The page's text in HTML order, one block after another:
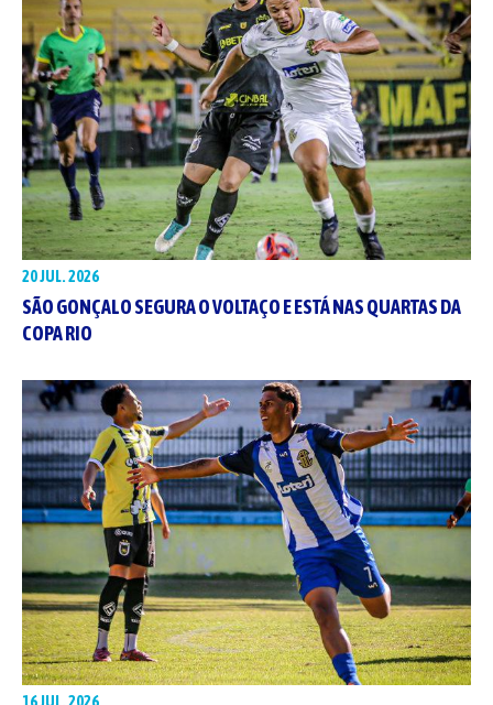
20 JUL. 2026
SÃO GONÇALO SEGURA O VOLTAÇO E ESTÁ NAS QUARTAS DA
COPA RIO
16 JUL. 2026